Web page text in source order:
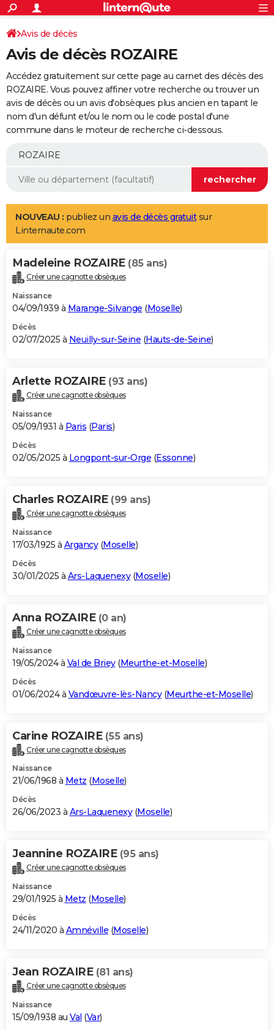
ACTUALITÉS
Politique
Société
Faits Divers
Education
Monde
Villes
+
SPORT
Coupe du monde 2026
Football
Tennis
Cyclisme
Rugby
Forum
Programme TV
TNT
Streaming
Cinéma
Sorties cinéma
Musique
+
FINANCE
Retraite
Epargne
Immobilier
Risques naturels par ville
Banque
Assurance
AUTO
Essais
Réserver un essai
Citadines
Berlines
SUV
Forum auto
+
Mobiles
Meilleur smartphone
Internet
Ordinateurs
Jeux vidéo
Guide high-tech
Aménagement intérieur
LIFESTYLE
Art de vivre
Bien-être
Loisirs
Mode
Modes de vie
Alimentation
Guide de la santé
Maladies
Médicaments
Sommeil
VOYAGE
Destinations
City break
Voyage nature
Voyage de noces
Forum
Climat
+PHOTO
GUIDES D'ACHAT
BONS PLANS
Carte de Noël
Carte Bonne année
Carte Saint-Valentin
Carte Pâques
Carte d'anniversaire
DICTIONNAIRE
Dictionnaire
Biographies
Citations
Expressions
Proverbes
PROGRAMME TV
S'inscrire
Se connecter
Lycées
Collèges
Primaires
Universités
Entreprises
Service militaire
Avis de recherche
AVIS DE DÉCÈS
Bricolage
Lifestyle
Culture
Sport
Auto
Television
Voyage
Cinema
Avis de décès
Avis de décès ROZAIRE
Accédez gratuitement sur cette page au carnet des décès des
ROZAIRE. Vous pouvez affiner votre recherche ou trouver un
avis de décès ou un avis d'obsèques plus ancien en tapant le
nom d'un défunt et/ou le nom ou le code postal d'une
commune dans le moteur de recherche ci-dessous.
NOUVEAU : publiez un avis de décès gratuitsur
Linternaute.com
Madeleine ROZAIRE (85 ans)
Créer une cagnotte obsèques
Naissance
04/09/1939 à Marange-Silvange (Moselle)
Décès
02/07/2025 à Neuilly-sur-Seine (Hauts-de-Seine)
Arlette ROZAIRE (93 ans)
Créer une cagnotte obsèques
Naissance
05/09/1931 à Paris (Paris)
Décès
02/05/2025 à Longpont-sur-Orge (Essonne)
Charles ROZAIRE (99 ans)
Créer une cagnotte obsèques
Naissance
17/03/1925 à Argancy(Moselle)
Décès
30/01/2025 à Ars-Laquenexy(Moselle)
Anna ROZAIRE (0 an)
Créer une cagnotte obsèques
Naissance
19/05/2024 à Val de Briey(Meurthe-et-Moselle)
Décès
01/06/2024 à Vandœuvre-lès-Nancy(Meurthe-et-Moselle)
Carine ROZAIRE (55 ans)
Créer une cagnotte obsèques
Naissance
21/06/1968 à Metz (Moselle)
Décès
26/06/2023 à Ars-Laquenexy(Moselle)
Jeannine ROZAIRE (95 ans)
Créer une cagnotte obsèques
Naissance
29/01/1925 à Metz (Moselle)
Décès
24/11/2020 à Amnéville (Moselle)
Jean ROZAIRE (81 ans)
Créer une cagnotte obsèques
Naissance
15/09/1938 au Val (Var)